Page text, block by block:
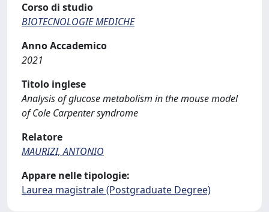
Corso di studio
BIOTECNOLOGIE MEDICHE
Anno Accademico
2021
Titolo inglese
Analysis of glucose metabolism in the mouse model
of Cole Carpenter syndrome
Relatore
MAURIZI, ANTONIO
Appare nelle tipologie:
Laurea magistrale (Postgraduate Degree)